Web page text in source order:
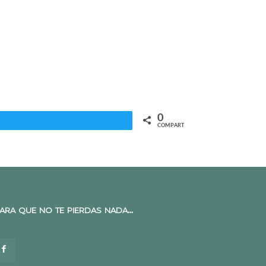
0
COMPARTIR
que no te pierdas nada...